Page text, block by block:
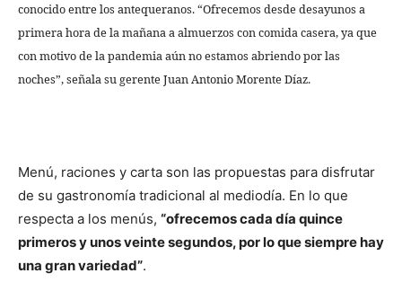
conocido entre los antequeranos. “Ofrecemos desde desayunos a
primera hora de la mañana a almuerzos con comida casera, ya que
con motivo de la pandemia aún no estamos abriendo por las
noches”, señala su gerente Juan Antonio Morente Díaz.
Menú, raciones y carta son las propuestas para disfrutar
de su gastronomía tradicional al mediodía. En lo que
respecta a los menús, “ofrecemos cada día quince
primeros y unos veinte segundos, por lo que siempre hay
una gran variedad”.